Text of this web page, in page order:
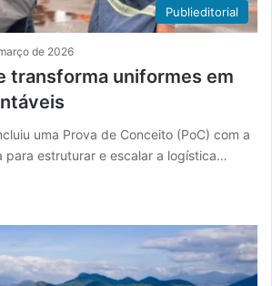
Publieditorial
de 2026
transforma uniformes em
uma Prova de Conceito (PoC) com a
para estruturar e escalar a logística…